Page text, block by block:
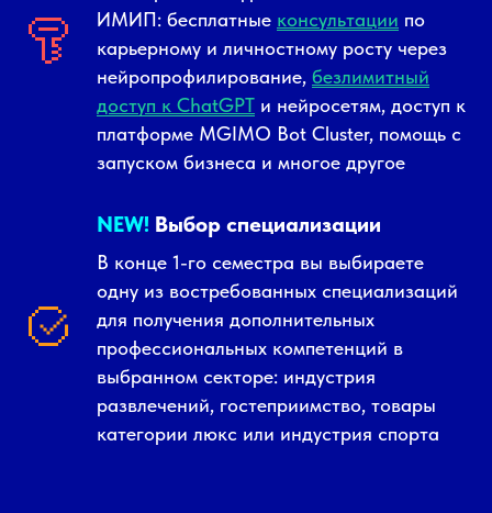
ИМИП: бесплатные консультации по
карьерному и личностному росту через
нейропрофилирование, безлимитный
доступ к ChatGPT и нейросетям, доступ к
платформе MGIMO Bot Cluster, помощь с
запуском бизнеса и многое другое
NEW! Выбор специализации
В конце 1-го семестра вы выбираете
одну из востребованных специализаций
для получения дополнительных
профессиональных компетенций в
выбранном секторе: индустрия
развлечений, гостеприимство, товары
категории люкс или индустрия спорта